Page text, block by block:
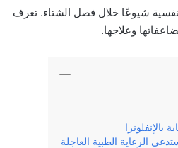
شيوعًا خلال فصل الشتاء. تعرف
وعلاجها.
بالإنفلونزا
الرعاية الطبية العاجلة